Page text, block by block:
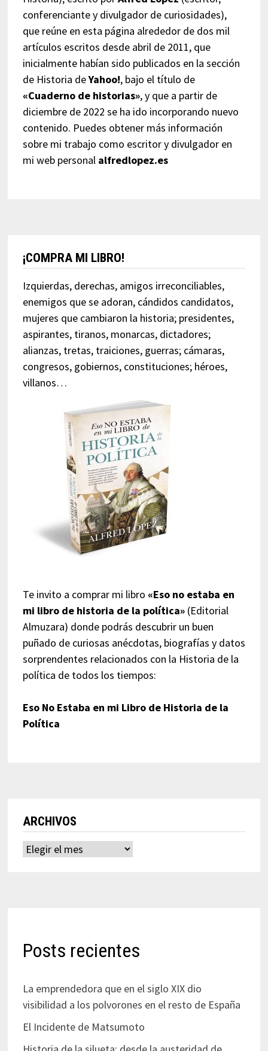
conferenciante y divulgador de curiosidades),
que reúne en esta página alrededor de dos mil
artículos escritos desde abril de 2011, que
inicialmente habían sido publicados en la sección
de Historia deYahoo!, bajo el título de
«Cuaderno de historias», y que a partir de
diciembre de 2022 se ha ido incorporando nuevo
contenido. Puedes obtener más información
sobre mi trabajo como escritor y divulgador en
mi web personal alfredlopez.es
¡COMPRA MI LIBRO!
Izquierdas, derechas, amigos irreconciliables,
enemigos que se adoran, cándidos candidatos,
mujeres que cambiaron la historia; presidentes,
aspirantes, tiranos, monarcas, dictadores;
alianzas, tretas, traiciones, guerras; cámaras,
congresos, gobiernos, constituciones; héroes,
villanos…
Te invito a comprar mi libro «Eso no estaba en
mi libro de historia de la política»(Editorial
Almuzara) donde podrás descubrir un buen
puñado de curiosas anécdotas, biografías y datos
sorprendentes relacionados con la Historia de la
política de todos los tiempos:
Eso No Estaba en mi Libro de Historia de la
Política
ARCHIVOS
Archivos
Posts recientes
La emprendedora que en el siglo XIX dio
visibilidad a los polvorones en el resto de España
El Incidente de Matsumoto